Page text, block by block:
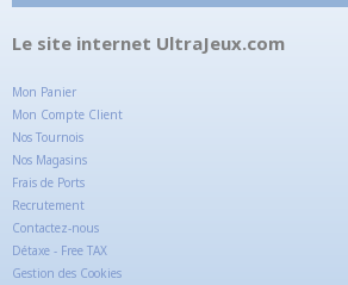
Le site internet UltraJeux.com
Mon Panier
Mon Compte Client
Nos Tournois
Nos Magasins
Frais de Ports
Recrutement
Contactez-nous
Détaxe - Free TAX
Gestion des Cookies